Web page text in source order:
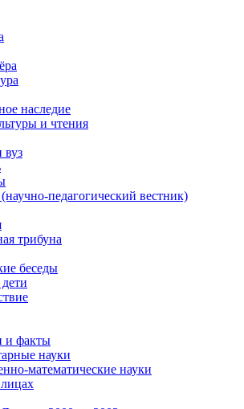
наследие
и чтения
педагогический вестник)
трибуна
беседы
и факты
науки
математические науки